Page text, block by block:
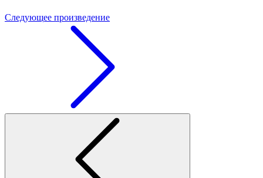
Следующее произведение